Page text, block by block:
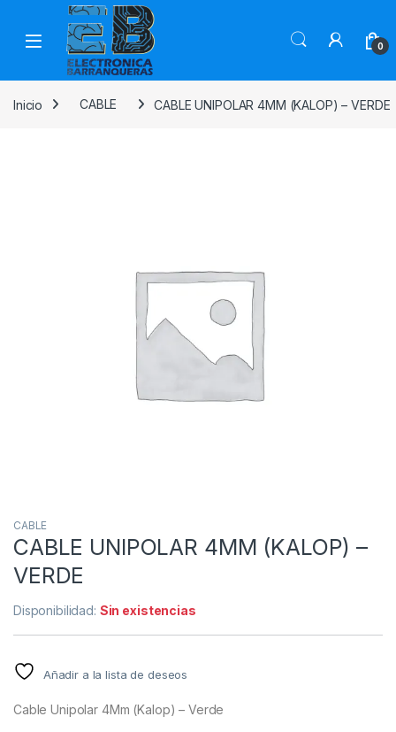
0
Inicio CABLE CABLE UNIPOLAR 4MM (KALOP) – VERDE
CABLE
CABLE UNIPOLAR 4MM (KALOP) –
VERDE
Disponibilidad: Sin existencias
Añadir a la lista de deseos
Cable Unipolar 4Mm (Kalop) – Verde